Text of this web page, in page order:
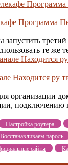
Программа
запустить
те же
Находится ру
организации
подключению
Настройка роутера
Восстанавливаем пароль
сайты